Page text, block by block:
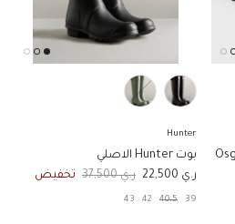
Hunter
بوت Hunter الاصلي
السعر الان
ر.ي 22,500 السعر الاصلي
ر.ي 37,500 تخفيض
39
40.5
42
43